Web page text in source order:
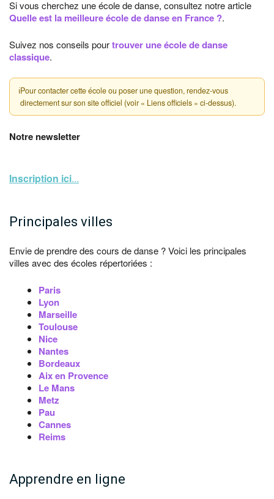
Si vous cherchez une école de danse, consultez notre article
Quelle est la meilleure école de danse en France ?.
Suivez nos conseils pourtrouver une école de danse
classique.
ℹPour contacter cette école ou poser une question, rendez-vous
directement sur son site officiel (voir « Liens officiels » ci-dessus).
Notre newsletter
Inscription ici...
Principales villes
Envie de prendre des cours de danse ? Voici les principales
villes avec des écoles répertoriées :
Paris
Lyon
Marseille
Toulouse
Nice
Nantes
Bordeaux
Aix en Provence
Le Mans
Metz
Pau
Cannes
Reims
Apprendre en ligne